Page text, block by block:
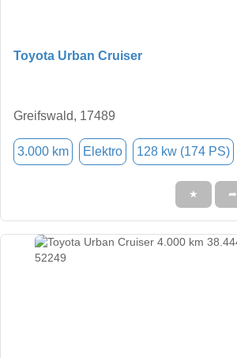
Toyota Urban Cruiser
Greifswald, 17489
3.000 km Elektro 128 kw (174 PS)
★ ➦